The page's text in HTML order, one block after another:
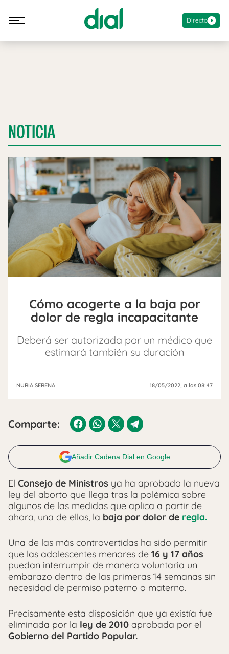
Directo
NOTICIA
Cómo acogerte a la baja por
dolor de regla incapacitante
Deberá ser autorizada por un médico que
estimará también su duración
NURIA SERENA 18/05/2022 , a las 08:47
Comparte:
Añadir Cadena Dial en Google
El Consejo de Ministros ya ha aprobado la nueva
ley del aborto que llega tras la polémica sobre
algunos de las medidas que aplica a partir de
ahora, una de ellas, la baja por dolor de regla.
Una de las más controvertidas ha sido permitir
que las adolescentes menores de 16 y 17 años
puedan interrumpir de manera voluntaria un
embarazo dentro de las primeras 14 semanas sin
necesidad de permiso paterno o materno.
Precisamente esta disposición que ya existía fue
eliminada por la ley de 2010 aprobada por el
Gobierno del Partido Popular.